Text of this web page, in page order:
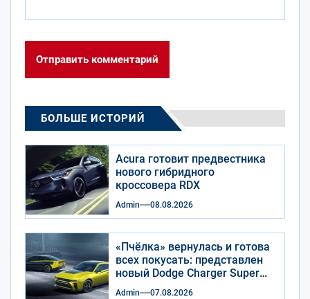
БОЛЬШЕ ИСТОРИЙ
Acura готовит предвестника
нового гибридного
кроссовера RDX
Admin 08.08.2026
«Пчёлка» вернулась и готова
всех покусать: представлен
новый Dodge Charger Super
Bee
Admin 07.08.2026